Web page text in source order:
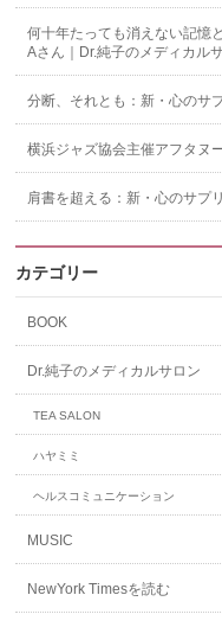
何十年たっても消えない記憶
Aさん｜Dr.純子のメディカル
分断、それとも：新・心のサ
横浜ジャズ協会主催アフタヌ
肩書を超える：新・心のサプリ
カテゴリー
BOOK
Dr.純子のメディカルサロン
TEA SALON
ハヤミミ
ヘルスコミュニケーション
MUSIC
NewYork Timesを読む